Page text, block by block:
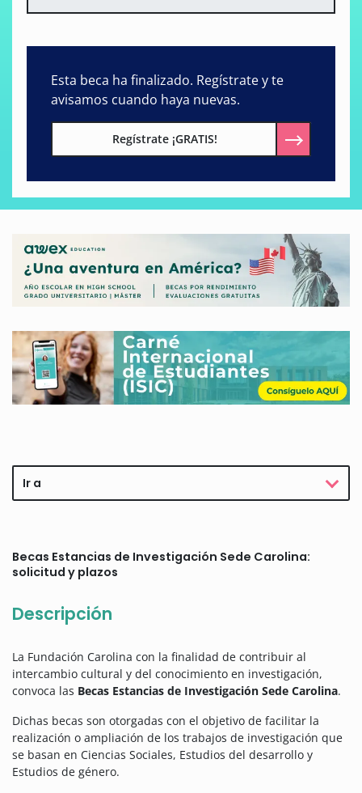
Esta beca ha finalizado. Regístrate y te
avisamos cuando haya nuevas.
Regístrate ¡GRATIS!
Ir a
Becas Estancias de Investigación Sede Carolina:
solicitud y plazos
Descripción
La Fundación Carolina con la finalidad de contribuir al
intercambio cultural y del conocimiento en investigación,
convoca las Becas Estancias de Investigación Sede Carolina.
Dichas becas son otorgadas con el objetivo de facilitar la
realización o ampliación de los trabajos de investigación que
se basan en Ciencias Sociales, Estudios del desarrollo y
Estudios de género.